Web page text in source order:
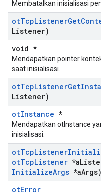
Membatalkan inisialisasi
otTcpListenerGet
Listener)
void *
Mendapatkan pointer
saat inisialisasi.
otTcpListenerGet
Listener)
otInstance *
Mendapatkan otInstance
inisialisasi.
otTcpListener
otTcpListener *a
InitializeArgs *aArgs)
otError